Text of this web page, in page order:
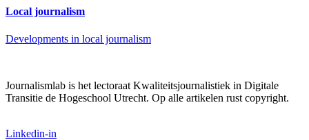
Local journalism
Developments in local journalism
Journalismlab is het lectoraat Kwaliteitsjournalistiek in Digitale
Transitie de Hogeschool Utrecht. Op alle artikelen rust copyright.
Linkedin-in